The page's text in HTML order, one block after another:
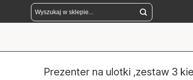
Prezenter na ulotki ,zestaw 3